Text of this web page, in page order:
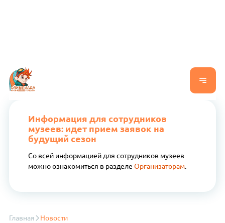
Информация для сотрудников
музеев: идет прием заявок на
будущий сезон
Со всей информацией для сотрудников музеев
можно ознакомиться в разделе Организаторам.
Главная Новости